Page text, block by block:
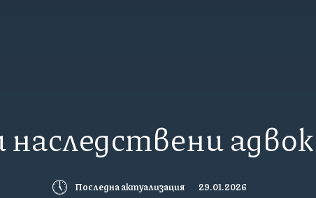
наследствени
🕔 Последна актуализация 29.01.2026